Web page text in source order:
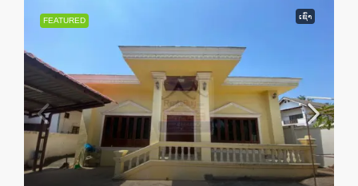
FEATURED ເຊົ່າ